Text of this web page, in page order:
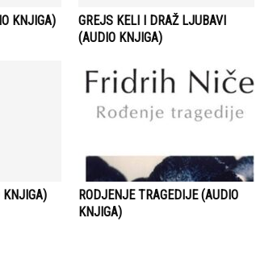
KNJIGA)
GREJS KELI I DRAŽ LJUBAVI
(AUDIO KNJIGA)
KNJIGA)
RODJENJE TRAGEDIJE (AUDIO
KNJIGA)